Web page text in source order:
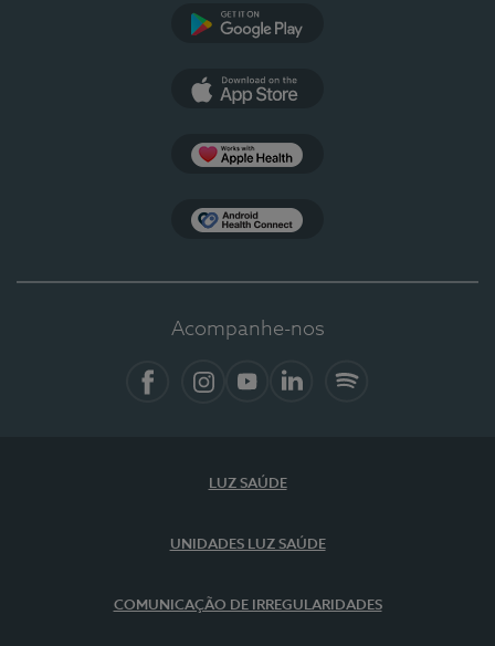
Acompanhe-nos
LUZ SAÚDE
UNIDADES LUZ SAÚDE
COMUNICAÇÃO DE IRREGULARIDADES